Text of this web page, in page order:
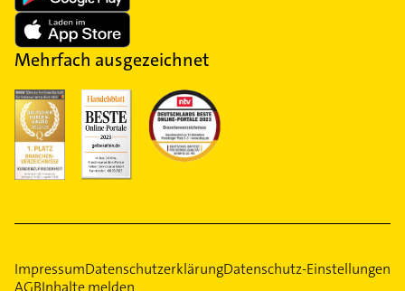
Mehrfach ausgezeichnet
ImpressumDatenschutzerklärungDatenschutz-Einstellungen
AGBInhalte melden